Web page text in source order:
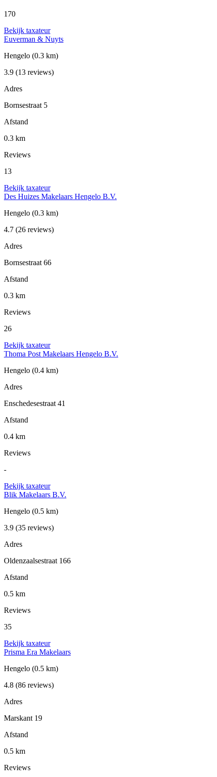
170
Bekijk taxateur
Euverman & Nuyts
Hengelo (0.3 km)
3.9 (13 reviews)
Adres
Bornsestraat 5
Afstand
0.3 km
Reviews
13
Bekijk taxateur
Des Huizes Makelaars Hengelo B.V.
Hengelo (0.3 km)
4.7 (26 reviews)
Adres
Bornsestraat 66
Afstand
0.3 km
Reviews
26
Bekijk taxateur
Thoma Post Makelaars Hengelo B.V.
Hengelo (0.4 km)
Adres
Enschedesestraat 41
Afstand
0.4 km
Reviews
-
Bekijk taxateur
Blik Makelaars B.V.
Hengelo (0.5 km)
3.9 (35 reviews)
Adres
Oldenzaalsestraat 166
Afstand
0.5 km
Reviews
35
Bekijk taxateur
Prisma Era Makelaars
Hengelo (0.5 km)
4.8 (86 reviews)
Adres
Marskant 19
Afstand
0.5 km
Reviews